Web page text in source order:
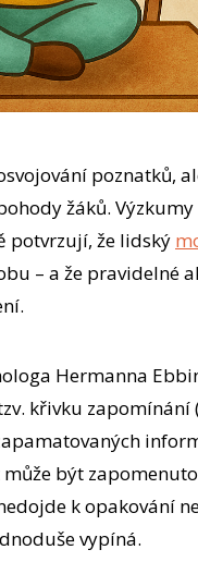
poznatků,
žáků.
potvrzují, že lidský
– a že pravidelné
Hermanna
křivku zapomínání
být zapomenuto
k opakování
vypíná.